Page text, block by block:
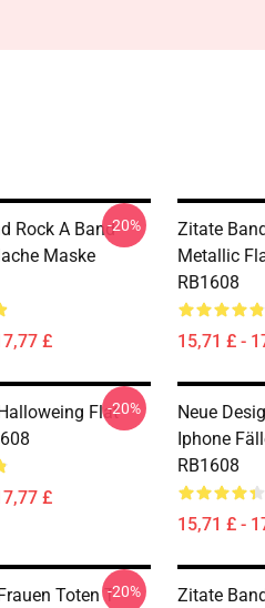
Rock A Band
Maske
£
-20%
Zitate
Metallic
RB1608
15,71 £ -
Flat
£
-20%
Neue
Iphone
RB1608
15,71 £ -
Toten T--20%
Zitate